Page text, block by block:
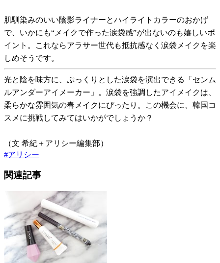
肌馴染みのいい陰影ライナーとハイライトカラーのおかげ
で、いかにも“メイクで作った涙袋感”が出ないのも嬉しいポ
イント。これならアラサー世代も抵抗感なく涙袋メイクを楽
しめそうです。
光と陰を味方に、ぷっくりとした涙袋を演出できる「センム
ルアンダーアイメーカー」。涙袋を強調したアイメイクは、
柔らかな雰囲気の春メイクにぴったり。この機会に、韓国コ
スメに挑戦してみてはいかがでしょうか？
（文 希紀＋アリシー編集部）
#アリシー
関連記事